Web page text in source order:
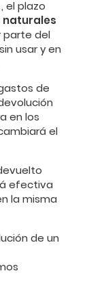
, el plazo
naturales
parte del
usar y en
de
en los
el
efectiva
la misma
de un